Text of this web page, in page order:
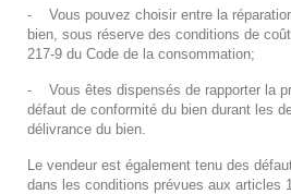
-
Vous pouvez choisir entre la
bien, sous réserve des conditions de
217-9 du Code de la consommation;
-
Vous êtes dispensés de rapporter la
défaut de conformité du bien durant les
délivrance du bien.
Le vendeur est également tenu des
dans les conditions prévues aux articles